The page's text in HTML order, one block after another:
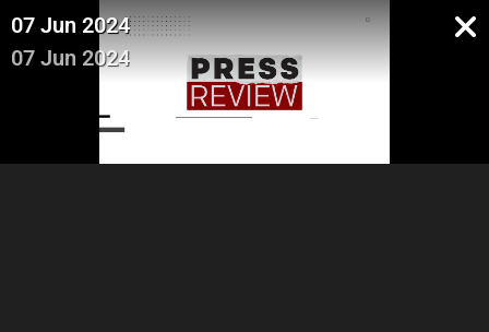
07 Jun 2024
07 Jun 2024